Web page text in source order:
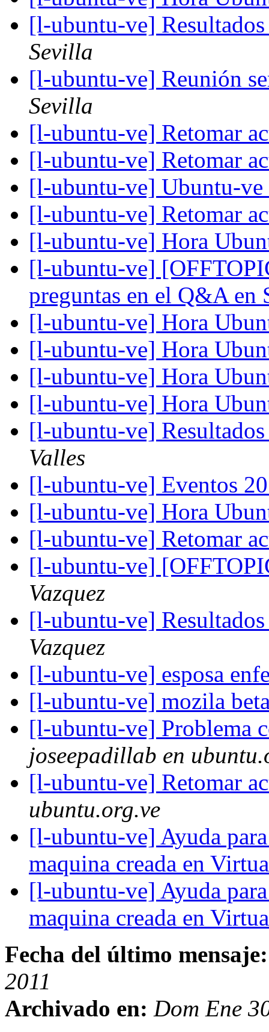
[l-ubuntu-ve]
Sevilla
[l-ubuntu-ve] Reunión
Sevilla
[l-ubuntu-ve] Retomar
[l-ubuntu-ve] Retomar
[l-ubuntu-ve] Ubuntu-ve
[l-ubuntu-ve] Retomar
[l-ubuntu-ve] Hora
[l-ubuntu-ve]
preguntas en el Q&A en
[l-ubuntu-ve] Hora
[l-ubuntu-ve] Hora
[l-ubuntu-ve] Hora
[l-ubuntu-ve] Hora
[l-ubuntu-ve]
Valles
[l-ubuntu-ve] Eventos
[l-ubuntu-ve] Hora
[l-ubuntu-ve] Retomar
[l-ubuntu-ve]
Vazquez
[l-ubuntu-ve]
Vazquez
[l-ubuntu-ve] esposa
[l-ubuntu-ve] mozila
[l-ubuntu-ve] Problema
joseepadillab en
[l-ubuntu-ve] Retomar
ubuntu.org.ve
[l-ubuntu-ve] Ayuda
maquina creada en
[l-ubuntu-ve] Ayuda
maquina creada en
Fecha del último mensaje:
2011
Archivado en: Dom Ene